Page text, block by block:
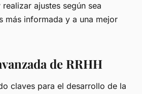
ajustes según sea
más informada y a una mejor
de RRHH
claves para el desarrollo de la